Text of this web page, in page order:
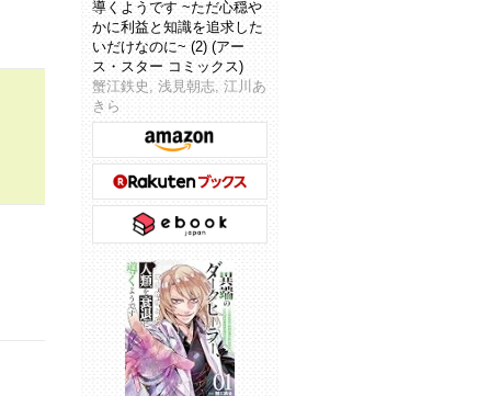
導くようです ~ただ心穏や
かに利益と知識を追求した
いだけなのに~ (2) (アー
ス・スター コミックス)
蟹江鉄史, 浅見朝志, 江川あ
きら